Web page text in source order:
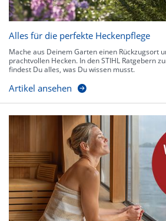
Alles für die perfekte Heckenpflege
Mache aus Deinem Garten einen Rückzugsort
prachtvollen Hecken. In den STIHL Ratgebern
findest Du alles, was Du wissen musst.
Artikel ansehen